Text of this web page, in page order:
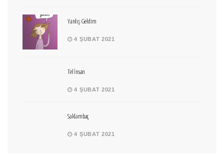
Yanlış Geldim
4 ŞUBAT 2021
Tel İnsan
4 ŞUBAT 2021
Saklambaç
4 ŞUBAT 2021